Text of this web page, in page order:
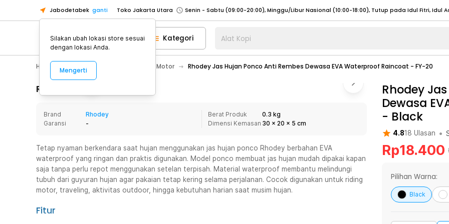
Jabodetabek ganti Toko Jakarta Utara
Toko Tangerang
Toko Cikupa
Pick n Go Jakarta Barat
Senin - Jumat (07:00 - 20:00), Sabtu - Minggu (08:00 - 20:00), Tutup pada Idul Fitri
Pick n Go Bekasi
Senin - Jumat (08:00 - 20:00), Sabtu - Minggu/ Libur Nasional (08:00 - 17:00) Selengkapnya
Senin - Jumat (08:00 - 20:00), Sabtu - Minggu/ Libur Nasional (08:00 - 17:00) Selengkapnya
Senin - Sabtu (09:00-20:00), Minggu/Libur Nasional (12:00-20:00), Tutup pada Idul Fitri
Senin - Sabtu (09:00-20:00), Minggu/Libur Nasional (12:00-20:00), Tutup pada Idul Fitri
Toko Tangerang
Toko Cikupa
Pick n Go Jakarta Barat
Senin - Jumat (07:00 - 20:00), Sabtu - Minggu (08:00 - 20:00), Tutup pada Idul Fitri
Pick n Go Bekasi
Senin - Jumat (08:00 - 20:00), Sabtu - Minggu/ Libur Nasional (08:00 - 17:00) Selengkapnya
Kategori Alat Kopi
Hobby Motor Jaket & Jas Hujan Motor Rhodey Jas Hujan Ponco Anti Rembes Dewasa EVA Waterproof Raincoat - FY-20
Rincian Produk
Brand
Rhodey
Garansi
-
Berat Produk
0.3 kg
Dimensi Kemasan 30 x 20 x 5 cm
Tetap nyaman berkendara saat hujan menggunakan jas hujan ponco Rhodey berbahan EVA
waterproof yang ringan dan praktis digunakan. Model ponco membuat jas hujan mudah dipakai kapan
saja tanpa perlu repot menggunakan setelan terpisah. Material waterproof membantu melindungi
tubuh dari guyuran hujan agar pakaian tetap kering selama perjalanan. Cocok digunakan untuk riding
motor, traveling, aktivitas outdoor, hingga kebutuhan harian saat musim hujan.
Fitur
Rhodey
Dewasa
- Black
4.818 Ulasan •
Rp18.400
Pilihan Warna:
Black
Silakan ubah lokasi store sesuai
dengan lokasi Anda.
Mengerti